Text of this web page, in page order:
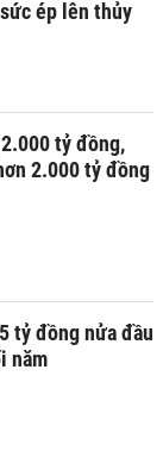
ép lên thủy
tỷ đồng,
2.000 tỷ đồng
tỷ đồng nửa đầu
năm